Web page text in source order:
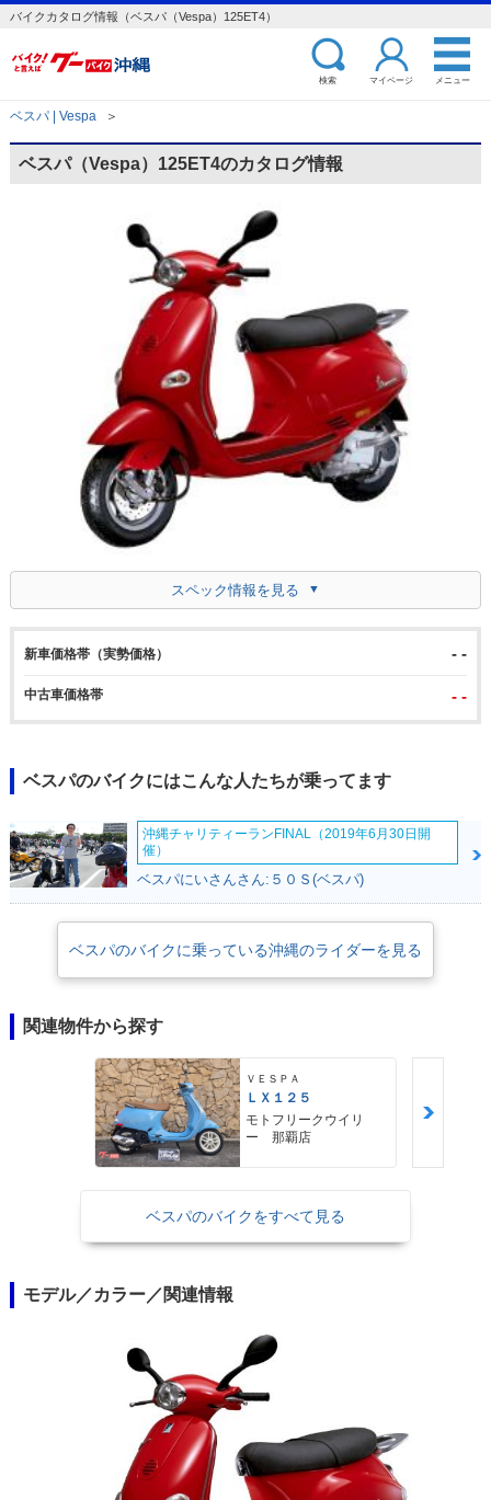
バイクカタログ情報（ベスパ（Vespa）125ET4）
検索 マイページ メニュー
ベスパ | Vespa ＞
ベスパ（Vespa）125ET4のカタログ情報
スペック情報を見る
新車価格帯（実勢価格） - -
中古車価格帯 - -
ベスパのバイクにはこんな人たちが乗ってます
沖縄チャリティーランFINAL（2019年6月30日開
催）
ベスパにいさんさん:５０Ｓ(ベスパ)
ベスパのバイクに乗っている沖縄のライダーを見る
関連物件から探す
ＶＥＳＰＡ
ＬＸ１２５
モトフリークウイリ
ー 那覇店
ベスパのバイクをすべて見る
モデル／カラー／関連情報